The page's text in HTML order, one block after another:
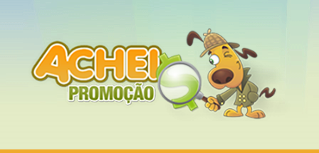
conteúdo